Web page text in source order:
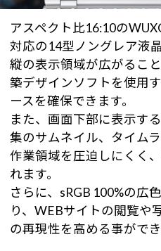
アスペクト比16:10の
対応の14型ノングレア液
縦の表示領域が広がるこ
築デザインソフトを使用
ースを確保できます。
また、画面下部に表示す
集のサムネイル、タイム
作業領域を圧迫しにくく
れます。
さらに、sRGB 100%の広
り、WEBサイトの閲覧や
の再現性を高める事ができ